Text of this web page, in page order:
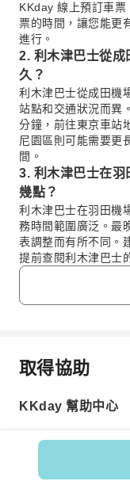
KKday 線上預訂車
票的時間，讓您能更
進行。
2. 利木津巴士從成
久？
利木津巴士從成田機
站點和交通狀況而異
分鐘，前往東京車站
尼園區則可能需要更
間。
3. 利木津巴士在羽
幾點？
利木津巴士在羽田機
務時間範圍廣泛。最
表調整而有所不同。
提前查閱利木津巴士
間。
4. 利木津巴士的
利木津巴士的車票費
士尼樂園的車票會有
擇的路線自動顯示相
選擇？
谷、池袋、東京車
也提供前往橫濱、東
選擇路線時，您可以
常見問題
1. 利木津巴士
檯現場購票。但
可以透過 KKday
去現場排隊購票
取得協助
KKday 幫助中心